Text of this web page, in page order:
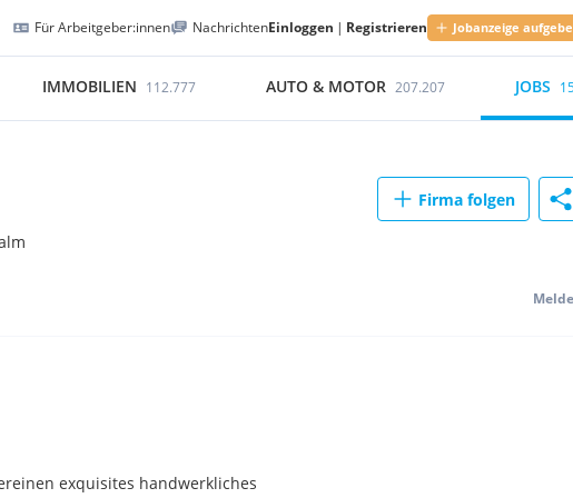
Für Arbeitgeber:innen NachrichtenEinloggen | Registrieren Jobanzeige
IMMOBILIEN 112.777 AUTO & MOTOR 207.207 JOBS
Firma folgen
exquisites handwerkliches